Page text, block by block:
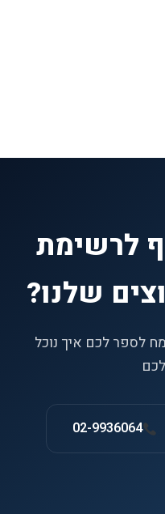
לרשימת
שלנו?
לספר לכם איך נוכל
02-9936064